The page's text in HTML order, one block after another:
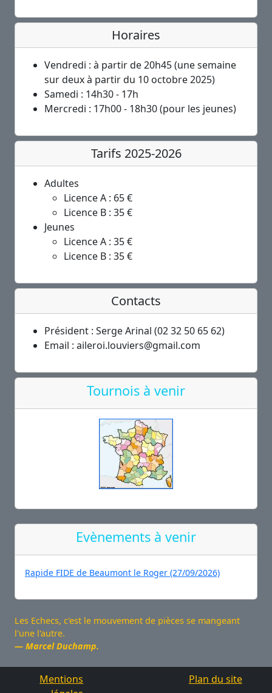
Horaires
Vendredi : à partir de 20h45 (une semaine
sur deux à partir du 10 octobre 2025)
Samedi : 14h30 - 17h
Mercredi : 17h00 - 18h30 (pour les jeunes)
Tarifs 2025-2026
Adultes
Licence A : 65 €
Licence B : 35 €
Jeunes
Licence A : 35 €
Licence B : 35 €
Contacts
Président : Serge Arinal (02 32 50 65 62)
Email : aileroi.louviers@gmail.com
Tournois à venir
Evènements à venir
Rapide FIDE de Beaumont le Roger (27/09/2026)
Les Echecs, c'est le mouvement de pièces se mangeant
l'une l'autre.
Marcel Duchamp.
Mentions
Plan du site